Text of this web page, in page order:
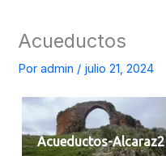
Acueductos
Poradmin / julio 21, 2024
Acueductos-Alcaraz2